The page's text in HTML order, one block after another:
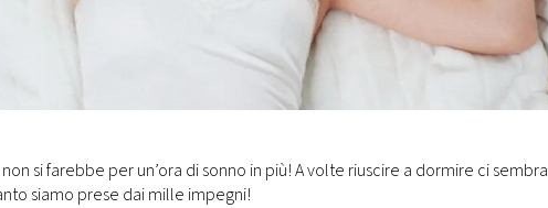
si farebbe per un’ora di sonno in più! A volte riuscire a dormire ci sembra
siamo prese dai mille impegni!